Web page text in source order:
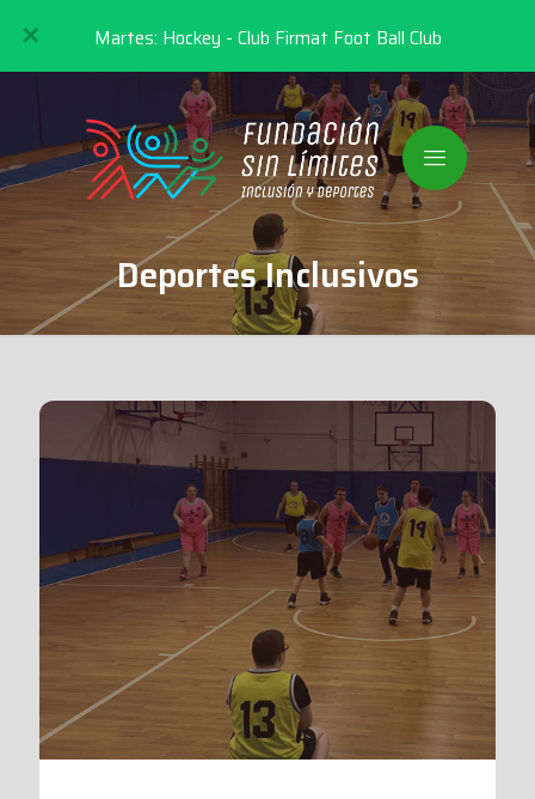
Miercoles: Voley - Club Argentino
✕
Deportes Inclusivos